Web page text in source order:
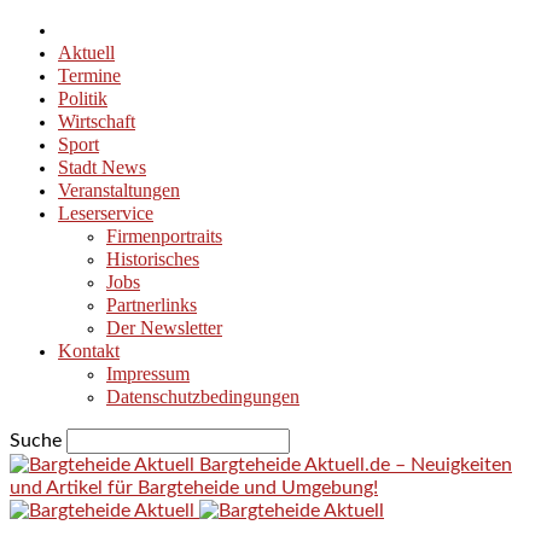
Aktuell
Termine
Politik
Wirtschaft
Sport
Stadt News
Veranstaltungen
Leserservice
Firmenportraits
Historisches
Jobs
Partnerlinks
Der Newsletter
Kontakt
Impressum
Datenschutzbedingungen
Suche
Bargteheide Aktuell.de – Neuigkeiten
und Artikel für Bargteheide und Umgebung!